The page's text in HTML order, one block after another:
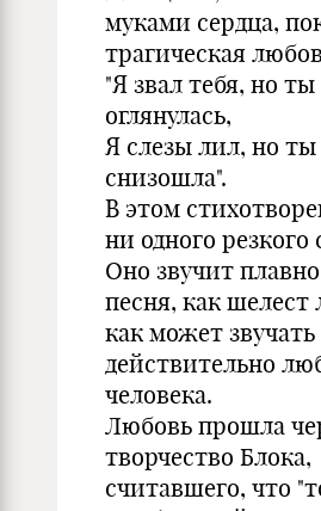
муками сердца,
трагическая
"Я звал тебя, но ты
оглянулась,
Я слезы лил, но ты
снизошла".
В этом
ни одного резкого
Оно звучит
песня, как шелест
как может звучать
действительно
человека.
Любовь прошла
творчество Блока,
считавшего, что